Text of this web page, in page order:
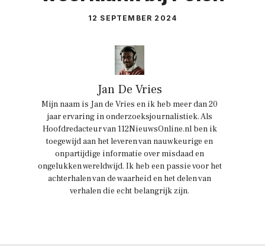
12 SEPTEMBER 2024
Jan De Vries
Mijn naam is Jan de Vries en ik heb meer dan 20
jaar ervaring in onderzoeksjournalistiek. Als
Hoofdredacteur van 112NieuwsOnline.nl ben ik
toegewijd aan het leveren van nauwkeurige en
onpartijdige informatie over misdaad en
ongelukken wereldwijd. Ik heb een passie voor het
achterhalen van de waarheid en het delen van
verhalen die echt belangrijk zijn.